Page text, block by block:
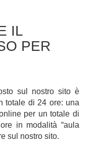
IL
PER
sul nostro sito è
totale di 24 ore: una
per un totale di
in modalità “aula
sul nostro sito.